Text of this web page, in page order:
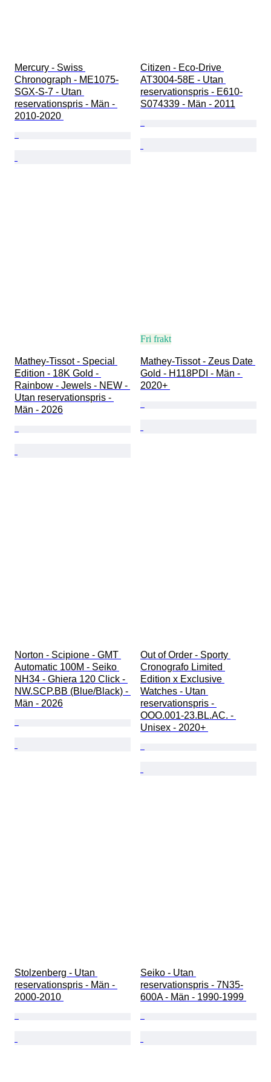
Mercury - Swiss
Chronograph - ME1075-
SGX-S-7 - Utan
reservationspris - Män -
2010-2020
Citizen - Eco-Drive
AT3004-58E - Utan
reservationspris - E610-
S074339 - Män - 2011
Mathey-Tissot - Special
Edition - 18K Gold -
Rainbow - Jewels - NEW -
Utan reservationspris -
Män - 2026
Fri frakt
Mathey-Tissot - Zeus Date
Gold - H118PDI - Män -
2020+
Norton - Scipione - GMT
Automatic 100M - Seiko
NH34 - Ghiera 120 Click -
NW.SCP.BB (Blue/Black) -
Män - 2026
Out of Order - Sporty
Cronografo Limited
Edition x Exclusive
Watches - Utan
reservationspris -
OOO.001-23.BL.AC. -
Unisex - 2020+
Stolzenberg - Utan
reservationspris - Män -
2000-2010
Seiko - Utan
reservationspris - 7N35-
600A - Män - 1990-1999